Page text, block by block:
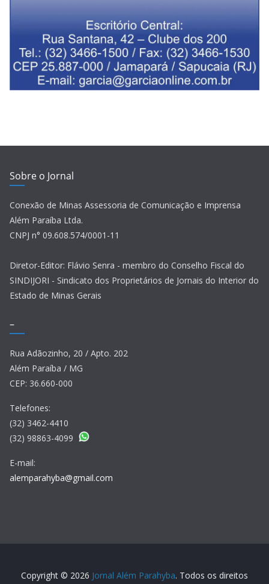
Sobre o Jornal
Conexão de Minas Assessoria de Comunicação e Imprensa
Além Paraíba Ltda.
CNPJ n° 09.608.574/0001-11
Diretor-Editor: Flávio Senra - membro do Conselho Fiscal do
SINDIJORI - Sindicato dos Proprietários de Jornais do Interior do
Estado de Minas Gerais
–
Rua Adãozinho, 20 / Apto. 202
Além Paraíba / MG
CEP: 36.660-000
Telefones:
(32) 3462-4410
(32) 98863-4099
E-mail:
alemparahyba@gmail.com
Copyright © 2026 Jornal Além Parahyba. Todos os direitos